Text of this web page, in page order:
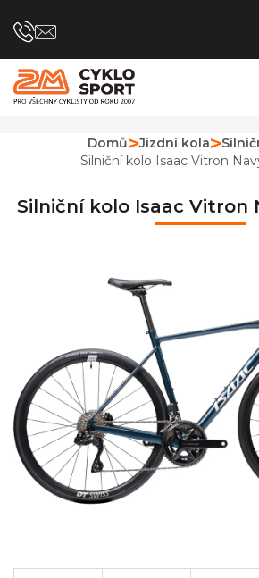
na
Domů Jízdní kola
Silniční kolo Isaac Vitron
Silniční kolo Isaac Vitron